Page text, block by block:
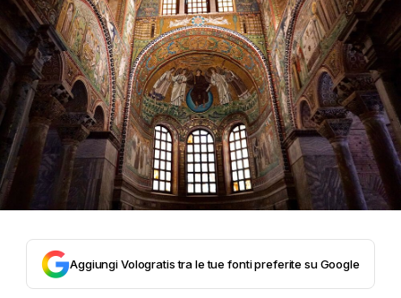
Aggiungi Vologratis tra le tue fonti preferite su Google